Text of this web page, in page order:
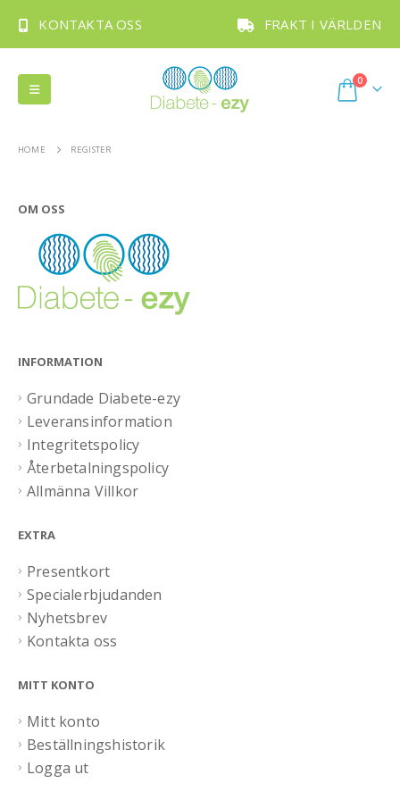
KONTAKTA OSS FRAKT I VÄRLDEN
0
HOME REGISTER
OM OSS
INFORMATION
Grundade Diabete-ezy
Leveransinformation
Integritetspolicy
Återbetalningspolicy
Allmänna Villkor
EXTRA
Presentkort
Specialerbjudanden
Nyhetsbrev
Kontakta oss
MITT KONTO
Mitt konto
Beställningshistorik
Logga ut